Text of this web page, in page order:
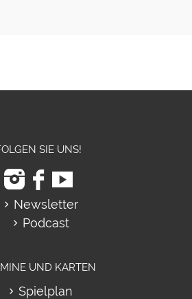
SIE UNS!
Newsletter
Podcast
UND KARTEN
Spielplan